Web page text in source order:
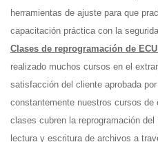
herramientas de ajuste para que
capacitación práctica con la
Clases de reprogramación de
realizado muchos cursos en el
satisfacción del cliente aprobada
constantemente nuestros cursos
clases cubren la reprogramación
lectura y escritura de archivos a